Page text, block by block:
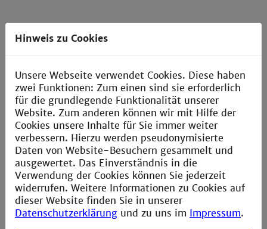
Additive Manufacturing
Von Metall bis Kunstststoff mit Künstlicher
Intelligenz betrieben entstehen hier Bau­teile im 3D-
Druck für Reverse Engineering und Industrie 4.0
mehr erfahren
Kompetenzzentrum
Tribologie
Hinweis zu Cookies
Unsere Webseite verwendet Cookies. Diese haben
zwei Funktionen: Zum einen sind sie erforderlich
für die grundlegende Funktionalität unserer
Website. Zum anderen können wir mit Hilfe der
Cookies unsere Inhalte für Sie immer weiter
verbessern. Hierzu werden pseudonymisierte
Daten von Website-Besuchern gesammelt und
ausgewertet. Das Einverständnis in die
Verwendung der Cookies können Sie jederzeit
widerrufen. Weitere Informationen zu Cookies auf
dieser Website finden Sie in unserer
Datenschutzerklärung und zu uns im Impressum.